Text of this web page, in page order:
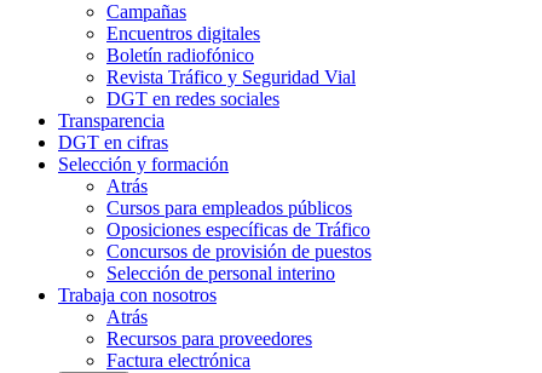
Campañas
Encuentros digitales
Boletín radiofónico
Revista Tráfico y Seguridad Vial
DGT en redes sociales
Transparencia
DGT en cifras
Selección y formación
Atrás
Cursos para empleados públicos
Oposiciones específicas de Tráfico
Concursos de provisión de puestos
Selección de personal interino
Trabaja con nosotros
Atrás
Recursos para proveedores
Factura electrónica